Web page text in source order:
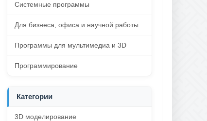
Системные программы
Для бизнеса, офиса и научной работы
Программы для мультимедиа и 3D
Программирование
Категории
3D моделирование